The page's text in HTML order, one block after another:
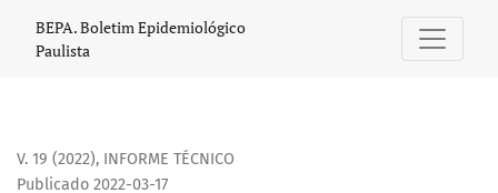
Grupo de Enfrentamento à Morte Materna e Infantil: uma
BEPA. Boletim Epidemiológico
Paulista
V. 19 (2022), INFORME TÉCNICO
Publicado 2022-03-17